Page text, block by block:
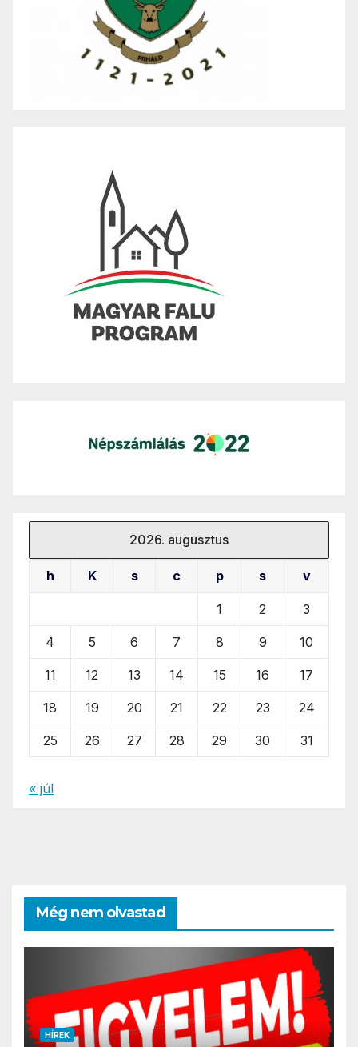
2026. augusztus
h K s c p s v
1 2 3
4 5 6 7 8 9 10
11 12 13 14 15 16 17
18 19 20 21 22 23 24
25 26 27 28 29 30 31
« júl
Még nem olvastad
HÍREK